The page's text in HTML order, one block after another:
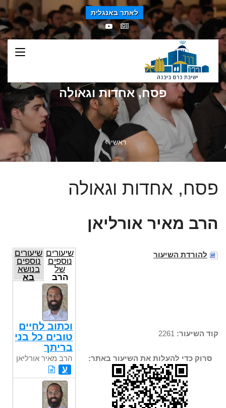
לאתר באנגלית
פסח, אחדות וגאולה
ראשי
פסח, אחדות וגאולה
הרב מאיר אורליאן
להורדת השיעור
קוד השיעור:
סרוק כדי להעלות את השיעור באתר:
שיעורים
נוספים
של
הרב
מאיר
אורליאן
שיעורים
נוספים
בנושא
בא
וכתוב לחיים
טובים כל בני
בריתך
הרב מאיר אורליאן
ע